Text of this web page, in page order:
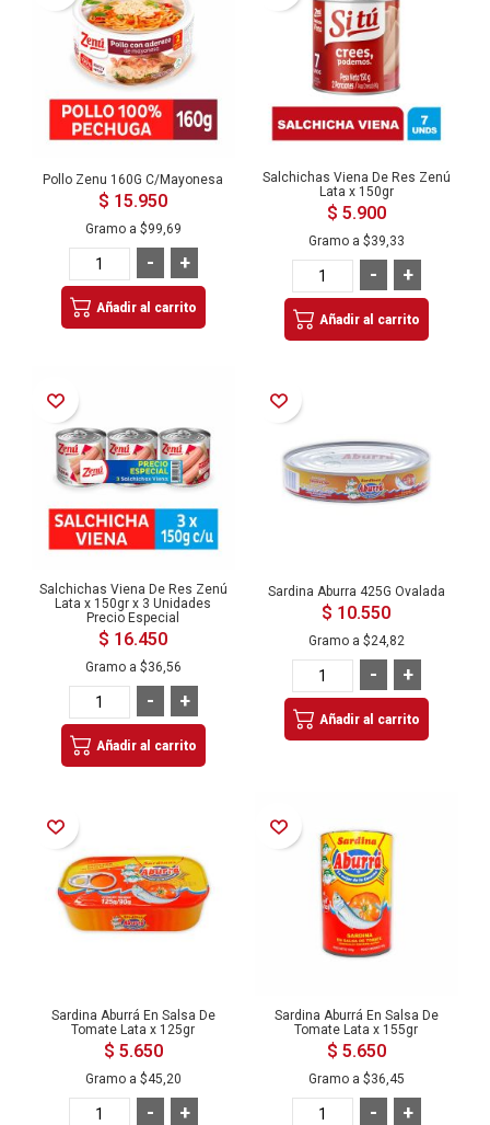
Pollo Zenu 160G C/Mayonesa
$ 15.950
Gramo a $99,69
+
-
Añadir al carrito
Salchichas Viena De Res Zenú
Lata x 150gr
$ 5.900
Gramo a $39,33
+
-
Añadir al carrito
Añadir a la Lista de Deseos
Salchichas Viena De Res Zenú
Lata x 150gr x 3 Unidades
Precio Especial
$ 16.450
Gramo a $36,56
+
-
Añadir al carrito
Añadir a la Lista de Deseos
Sardina Aburra 425G Ovalada
$ 10.550
Gramo a $24,82
+
-
Añadir al carrito
Añadir a la Lista de Deseos
Sardina Aburrá En Salsa De
Tomate Lata x 125gr
$ 5.650
Gramo a $45,20
+
-
Añadir a la Lista de Deseos
Sardina Aburrá En Salsa De
Tomate Lata x 155gr
$ 5.650
Gramo a $36,45
+
-